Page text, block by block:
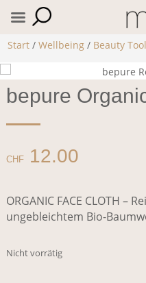
Start /Wellbeing / Beauty
bepure
CHF12.00
ORGANIC FACE CLOTH –
ungebleichtem Bio-
Nicht vorrätig